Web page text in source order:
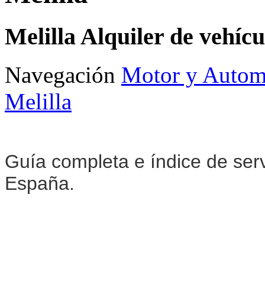
Melilla Alquiler de
Navegación Motor y
Melilla
Guía completa e índice de
España.